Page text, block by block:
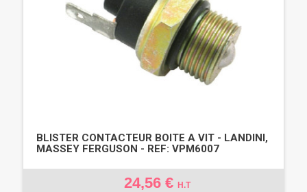
BLISTER CONTACTEUR BOITE A VIT - LANDINI,
MASSEY FERGUSON - REF: VPM6007
24,56 € H.T